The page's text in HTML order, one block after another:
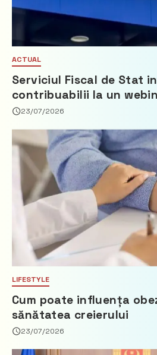
ACTUAL
Serviciul Fiscal de Stat
contribuabilii la un
privind calculul
23/07/2026
LIFESTYLE
Cum poate influența
sănătatea creierului
23/07/2026